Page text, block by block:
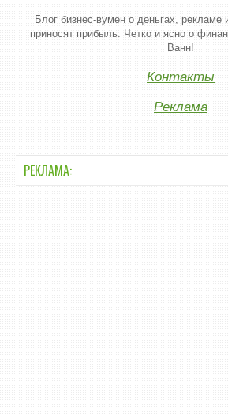
Блог бизнес-вумен о деньгах, рекламе
приносят прибыль. Четко и ясно о
Ванн!
Контакты
Реклама
РЕКЛАМА: